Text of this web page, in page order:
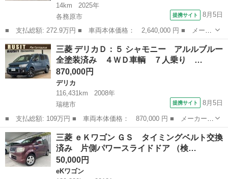
14km
2025年
各務原市
提携サイト 8月5日
■ 支払総額: 272.9万円 ■ 車両本体価格： 2,640,000 円 ■ メーカ
ー名： 三菱 ■ 車種名： デリカミニ ■ グレード名： Ｇ プレ
ミアム 全周囲カメラ 両側電動スライドドア クリアランスソナ
ー オート...
岐阜 各務原市 三菱
三菱 デリカＤ：５ シャモニー アルルブルー
全塗装済み ４ＷＤ車輌 ７人乗り …
870,000円
デリカ
116,431km
2008年
瑞穂市
提携サイト 8月5日
■ 支払総額: 109万円 ■ 車両本体価格： 870,000 円 ■ メーカー
名： 三菱 ■ 車種名： デリカＤ：５ ■ グレード名： シャモニ
ー アルルブルー全塗装済み ４ＷＤ車輌 ７人乗り 両側パワース
ライドドア １...
岐阜 瑞穂市 デリカ
三菱 ｅＫワゴン ＧＳ タイミングベルト交換
済み 片側パワースライドドア （検…
50,000円
eKワゴン